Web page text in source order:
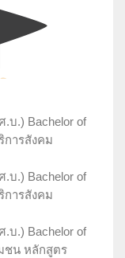
.) Bachelor of
การสังคม
.) Bachelor of
การสังคม
.) Bachelor of
ชน หลักสูตร